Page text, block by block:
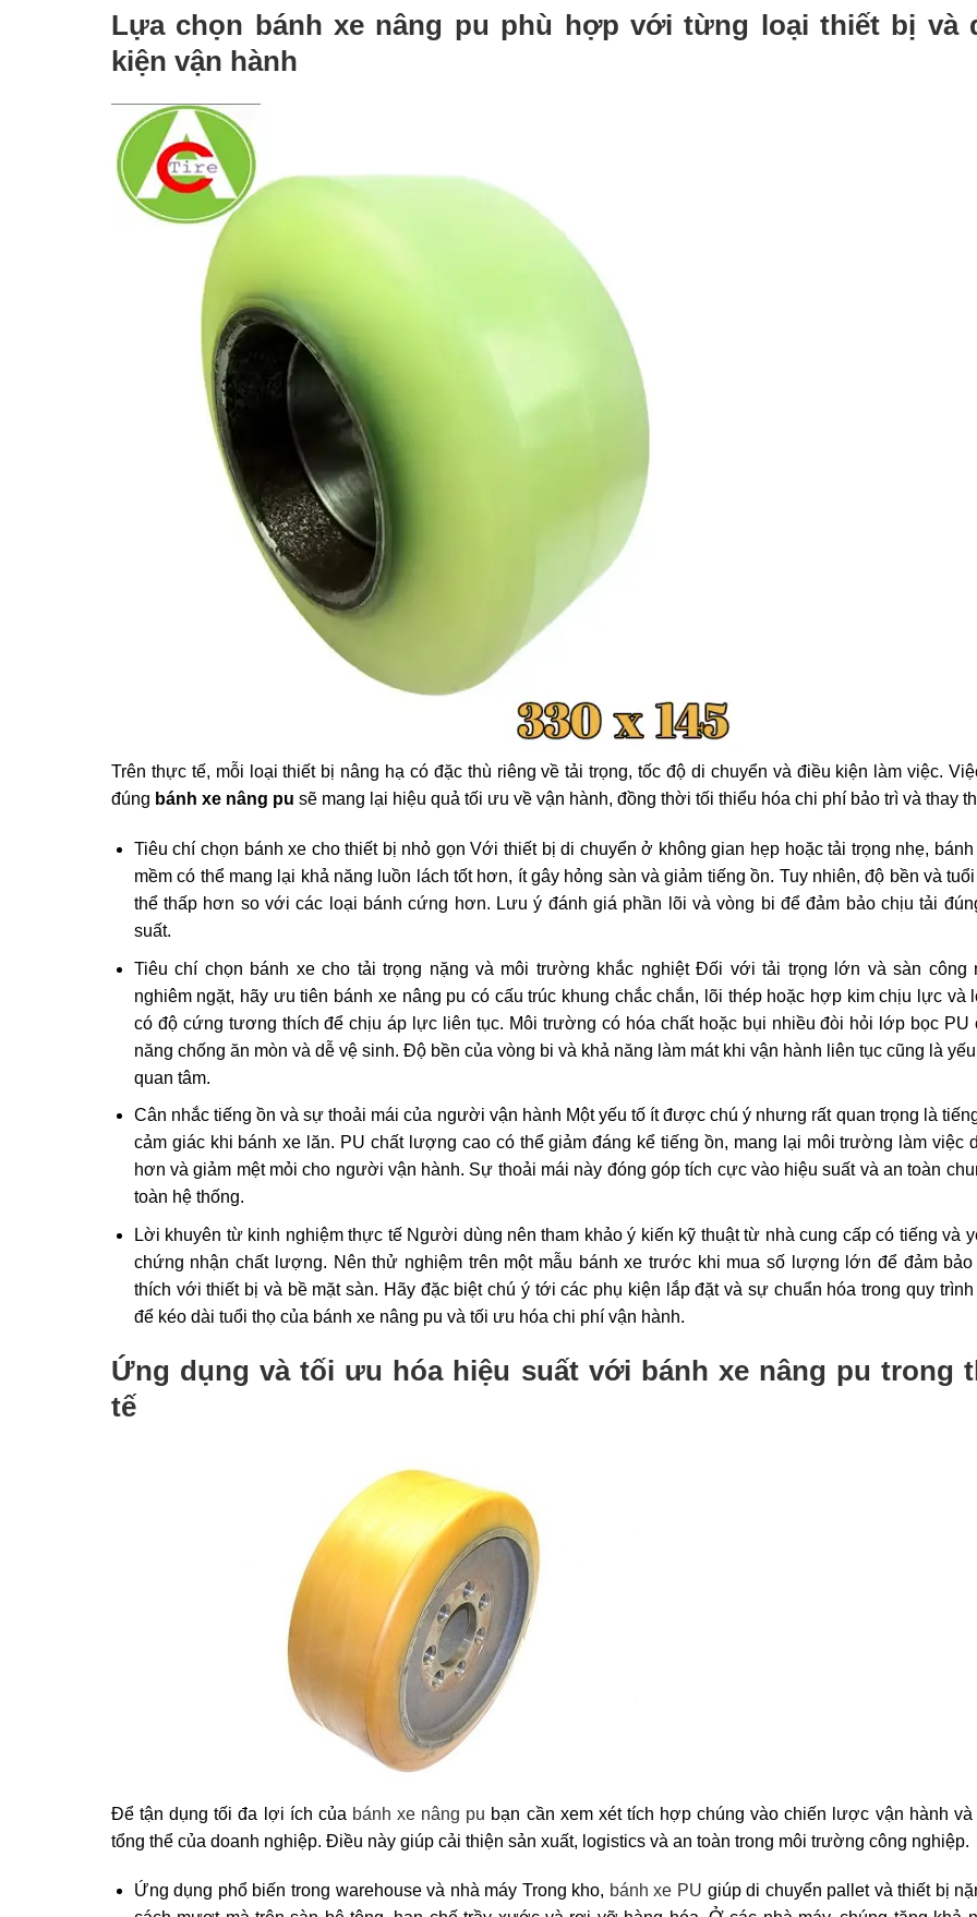
Lựa chọn bánh xe nâng pu phù hợp với từng loại thiết bị và
kiện vận hành
Trên thực tế, mỗi loại thiết bị nâng hạ có đặc thù riêng về tải trọng, tốc độ di chuyển và điều kiện làm việc.
đúng bánh xe nâng pu sẽ mang lại hiệu quả tối ưu về vận hành, đồng thời tối thiểu hóa chi phí bảo trì và thay
Tiêu chí chọn bánh xe cho thiết bị nhỏ gọn Với thiết bị di chuyển ở không gian hẹp hoặc tải trọng nhẹ,
mềm có thể mang lại khả năng luồn lách tốt hơn, ít gây hỏng sàn và giảm tiếng ồn. Tuy nhiên, độ bền và
thể thấp hơn so với các loại bánh cứng hơn. Lưu ý đánh giá phần lõi và vòng bi để đảm bảo chịu tải
suất.
Tiêu chí chọn bánh xe cho tải trọng nặng và môi trường khắc nghiệt Đối với tải trọng lớn và sàn công
nghiêm ngặt, hãy ưu tiên bánh xe nâng pu có cấu trúc khung chắc chắn, lõi thép hoặc hợp kim chịu lực và
có độ cứng tương thích để chịu áp lực liên tục. Môi trường có hóa chất hoặc bụi nhiều đòi hỏi lớp bọc PU
năng chống ăn mòn và dễ vệ sinh. Độ bền của vòng bi và khả năng làm mát khi vận hành liên tục cũng là
quan tâm.
Cân nhắc tiếng ồn và sự thoải mái của người vận hành Một yếu tố ít được chú ý nhưng rất quan trọng là
cảm giác khi bánh xe lăn. PU chất lượng cao có thể giảm đáng kể tiếng ồn, mang lại môi trường làm việc
hơn và giảm mệt mỏi cho người vận hành. Sự thoải mái này đóng góp tích cực vào hiệu suất và an toàn
toàn hệ thống.
Lời khuyên từ kinh nghiệm thực tế Người dùng nên tham khảo ý kiến kỹ thuật từ nhà cung cấp có tiếng và
chứng nhận chất lượng. Nên thử nghiệm trên một mẫu bánh xe trước khi mua số lượng lớn để đảm
thích với thiết bị và bề mặt sàn. Hãy đặc biệt chú ý tới các phụ kiện lắp đặt và sự chuẩn hóa trong quy trình
để kéo dài tuổi thọ của bánh xe nâng pu và tối ưu hóa chi phí vận hành.
Ứng dụng và tối ưu hóa hiệu suất với bánh xe nâng pu trong
tế
Để tận dụng tối đa lợi ích của bánh xe nâng pu bạn cần xem xét tích hợp chúng vào chiến lược vận hành và
tổng thể của doanh nghiệp. Điều này giúp cải thiện sản xuất, logistics và an toàn trong môi trường công nghiệp.
Ứng dụng phổ biến trong warehouse và nhà máy Trong kho, bánh xe PU giúp di chuyển pallet và thiết bị